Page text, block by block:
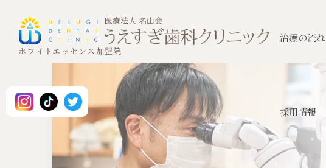
ホワイトエッセンス加盟院
治療の流れ
採用情報